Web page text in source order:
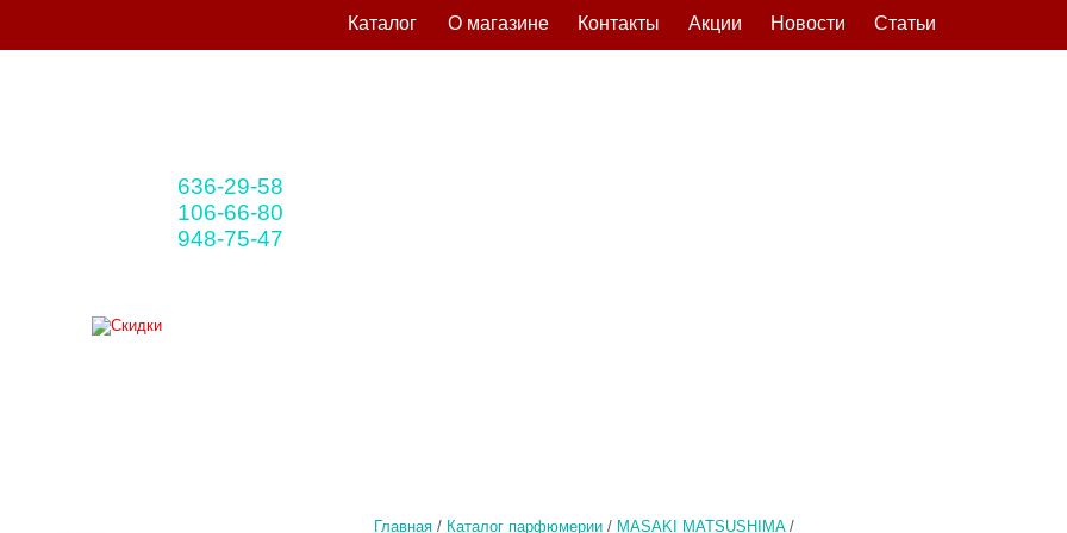
Главная / Каталог парфюмерии / MASAKI MATSUSHIMA /
636-29-58
106-66-80
948-75-47
Статьи
Новости
Акции
Контакты
О магазине
Каталог